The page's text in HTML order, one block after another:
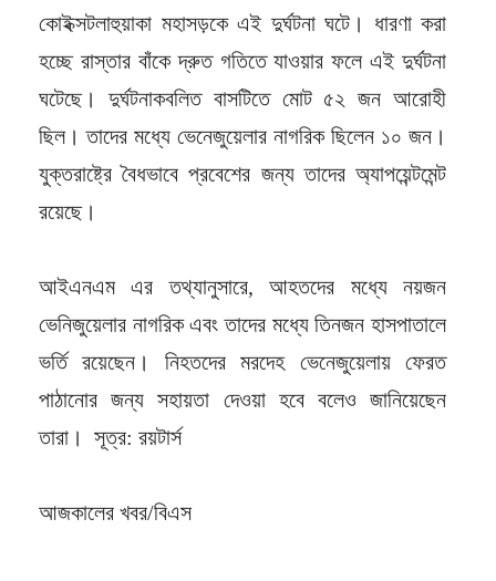
কোইক্সটলাহুয়াকা মহাসড়কে এই দুর্ঘটনা ঘটে। ধারণা করা
হচ্ছে রাস্তার বাঁকে দ্রুত গতিতে যাওয়ার ফলে এই দুর্ঘটনা
ঘটেছে। দুর্ঘটনাকবলিত বাসটিতে মোট ৫২ জন আরোহী
ছিল। তাদের মধ্যে ভেনেজুয়েলার নাগরিক ছিলেন ১০ জন।
যুক্তরাষ্ট্রে বৈধভাবে প্রবেশের জন্য তাদের অ্যাপয়েন্টমেন্ট
রয়েছে।
আইএনএম এর তথ্যানুসারে, আহতদের মধ্যে নয়জন
ভেনিজুয়েলার নাগরিক এবং তাদের মধ্যে তিনজন হাসপাতালে
ভর্তি রয়েছেন। নিহতদের মরদেহ ভেনেজুয়েলায় ফেরত
পাঠানোর জন্য সহায়তা দেওয়া হবে বলেও জানিয়েছেন
তারা। সূত্র: রয়টার্স
আজকালের খবর/বিএস